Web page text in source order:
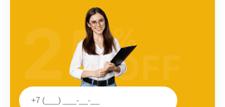
25%
OFF